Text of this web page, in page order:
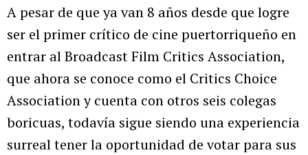
A pesar de que ya van 8 años desde que logre
ser el primer crítico de cine puertorriqueño en
entrar al Broadcast Film Critics Association,
que ahora se conoce como el Critics Choice
Association y cuenta con otros seis colegas
boricuas, todavía sigue siendo una experiencia
surreal tener la oportunidad de votar para sus